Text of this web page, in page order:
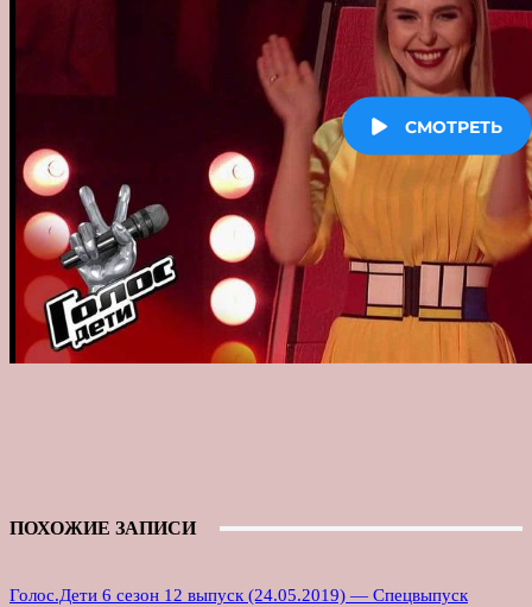
ПОХОЖИЕ ЗАПИСИ
Голос.Дети 6 сезон 12 выпуск (24.05.2019) — Спецвыпуск